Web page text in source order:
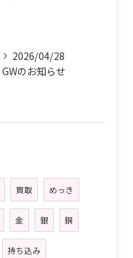
2026/04/28
GWのお知らせ
買取 めっき
金 銀 銅
持ち込み